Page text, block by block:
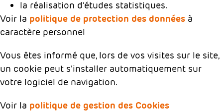
la réalisation d’études statistiques.
Voir la politique de protection des données à
caractère personnel
Vous êtes informé que, lors de vos visites sur le site,
un cookie peut s’installer automatiquement sur
votre logiciel de navigation.
Voir la politique de gestion des Cookies